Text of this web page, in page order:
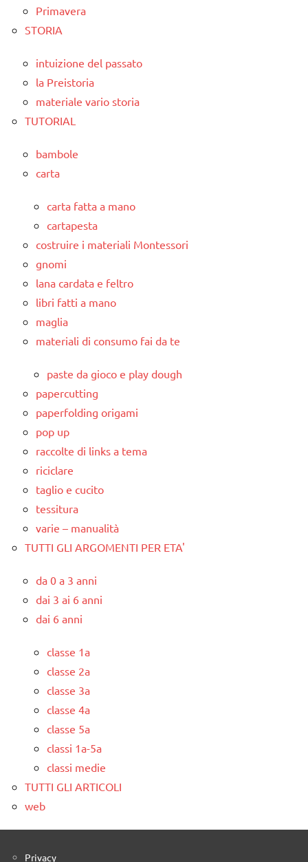
Primavera
STORIA
intuizione del passato
la Preistoria
materiale vario storia
TUTORIAL
bambole
carta
carta fatta a mano
cartapesta
costruire i materiali Montessori
gnomi
lana cardata e feltro
libri fatti a mano
maglia
materiali di consumo fai da te
paste da gioco e play dough
papercutting
paperfolding origami
pop up
raccolte di links a tema
riciclare
taglio e cucito
tessitura
varie – manualità
TUTTI GLI ARGOMENTI PER ETA'
da 0 a 3 anni
dai 3 ai 6 anni
dai 6 anni
classe 1a
classe 2a
classe 3a
classe 4a
classe 5a
classi 1a-5a
classi medie
TUTTI GLI ARTICOLI
web
Privacy